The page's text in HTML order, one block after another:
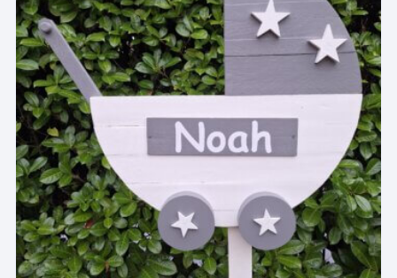
de
productpagina